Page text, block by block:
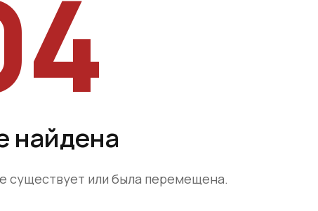
найдена
существует или была перемещена.